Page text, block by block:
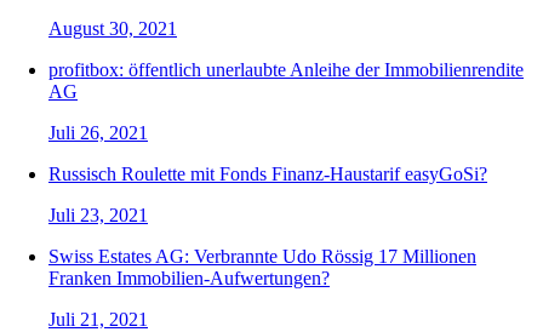
August 30, 2021
profitbox: öffentlich unerlaubte Anleihe der Immobilienrendite
AG
Juli 26, 2021
Russisch Roulette mit Fonds Finanz-Haustarif easyGoSi?
Juli 23, 2021
Swiss Estates AG: Verbrannte Udo Rössig 17 Millionen
Franken Immobilien-Aufwertungen?
Juli 21, 2021